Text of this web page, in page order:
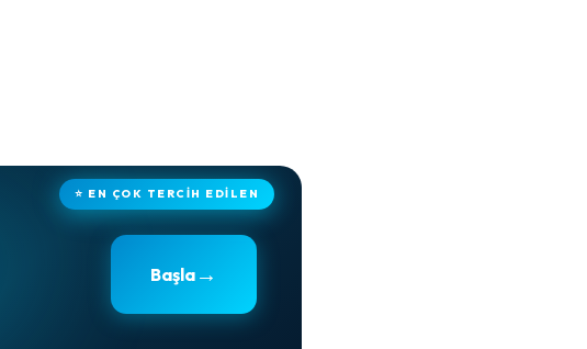
⭐ EN ÇOK TERCİH EDİLEN
Başla→